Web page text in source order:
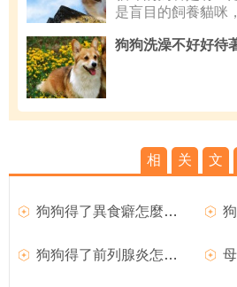
是盲目的飼養貓咪
狗狗洗澡不好好待
相 关 文
狗狗得了異食癖怎麼辦？
狗狗得了前列腺炎怎麼辦？